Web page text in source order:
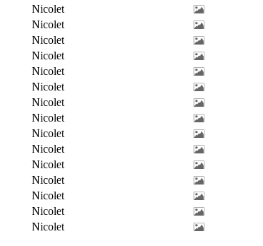
Nicolet
Nicolet
Nicolet
Nicolet
Nicolet
Nicolet
Nicolet
Nicolet
Nicolet
Nicolet
Nicolet
Nicolet
Nicolet
Nicolet
Nicolet